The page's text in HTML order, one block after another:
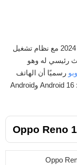
رئيسي له وهو
رسميًا أن الهاتف
سيحصل لاحقًا على تحديثين رئيسيين إضافيين: Android 16 وAndroid
Oppo